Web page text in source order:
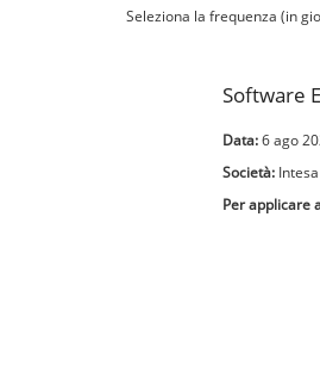
Seleziona la frequenza (in
Software
Data:6 ago
Società:
Per applicare